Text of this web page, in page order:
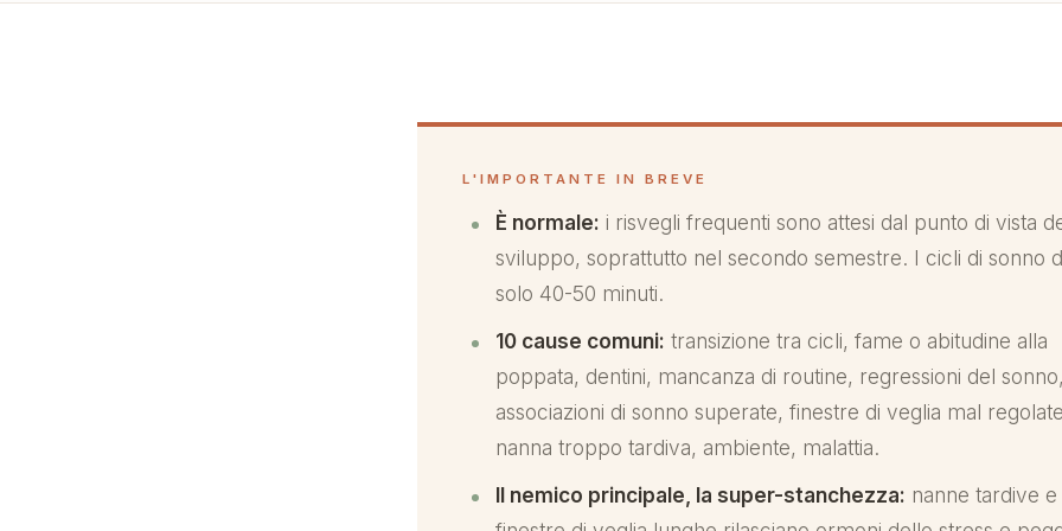
L'IMPORTANTE IN BREVE
È normale: i risvegli frequenti sono attesi dal punto di vista
sviluppo, soprattutto nel secondo semestre. I cicli di sonno
solo 40-50 minuti.
10 cause comuni: transizione tra cicli, fame o abitudine alla
poppata, dentini, mancanza di routine, regressioni del sonno,
associazioni di sonno superate, finestre di veglia mal
nanna troppo tardiva, ambiente, malattia.
Il nemico principale, la super-stanchezza: nanne tardive e